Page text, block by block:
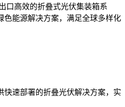
口高效的折叠式光伏集装箱系
色能源解决方案，满足全球多样化
快速部署的折叠光伏解决方案，实